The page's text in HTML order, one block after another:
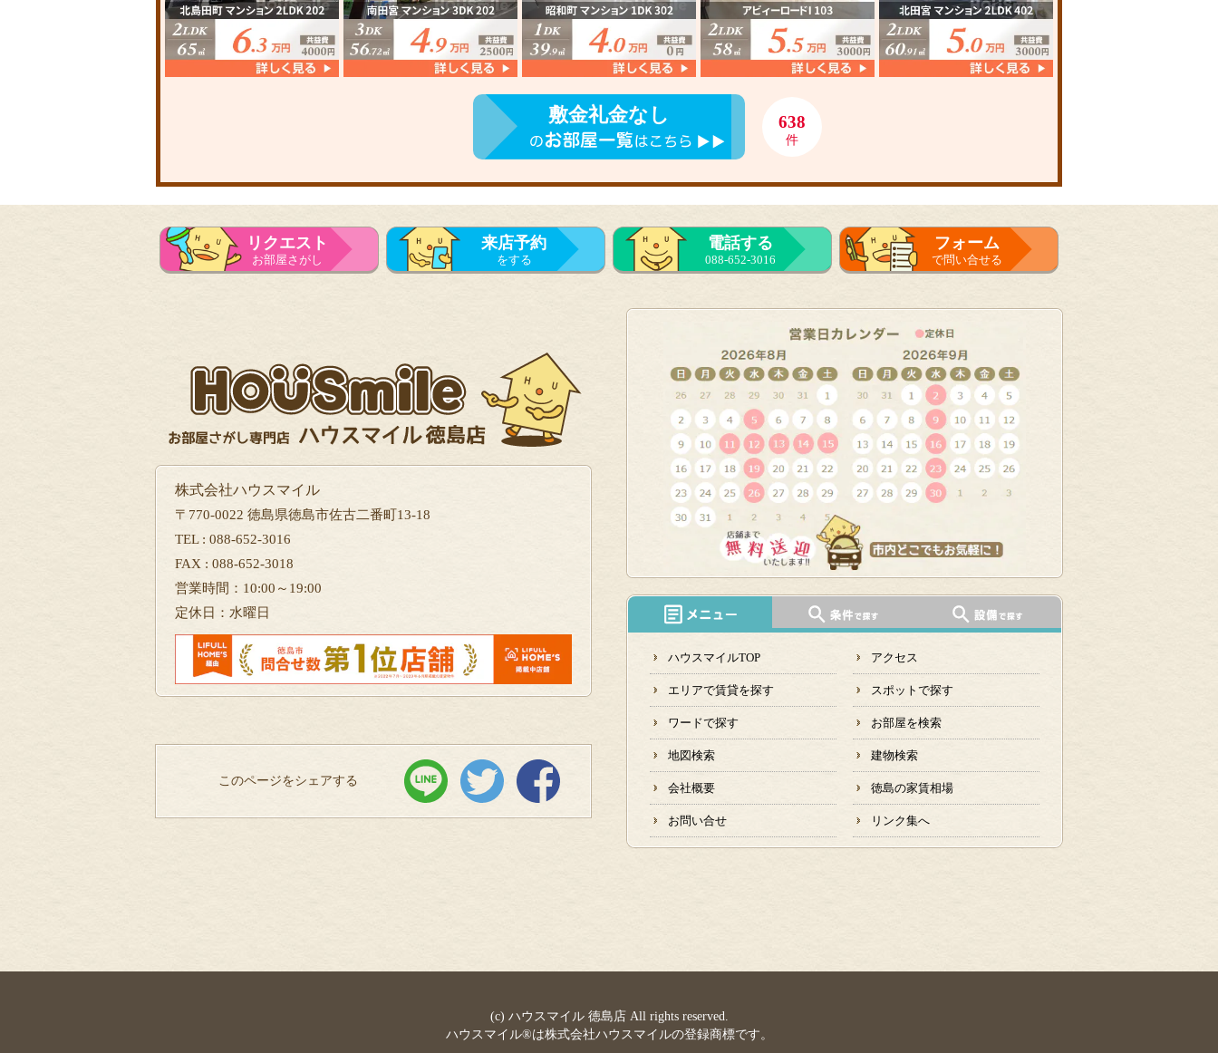
敷金礼金なし 638
件
リクエスト
お部屋さがし
来店予約
をする
電話する
088-652-3016
フォーム
で問い合せる
株式会社ハウスマイル
〒770-0022 徳島県徳島市佐古二番町13-18
TEL : 088-652-3016
FAX : 088-652-3018
営業時間：10:00～19:00
定休日：水曜日
このページをシェアする
ハウスマイルTOP アクセス
エリアで賃貸を探す スポットで探す
ワードで探す お部屋を検索
地図検索 建物検索
会社概要 徳島の家賃相場
お問い合せ リンク集へ
(c) ハウスマイル 徳島店 All rights reserved.
ハウスマイル®は株式会社ハウスマイルの登録商標です。